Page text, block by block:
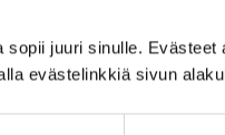
juuri sinulle. Evästeet
evästelinkkiä sivun